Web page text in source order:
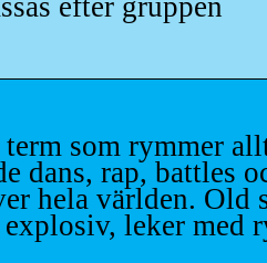
efter gruppen
som rymmer
dans, rap,
hela världen. Old
leker med